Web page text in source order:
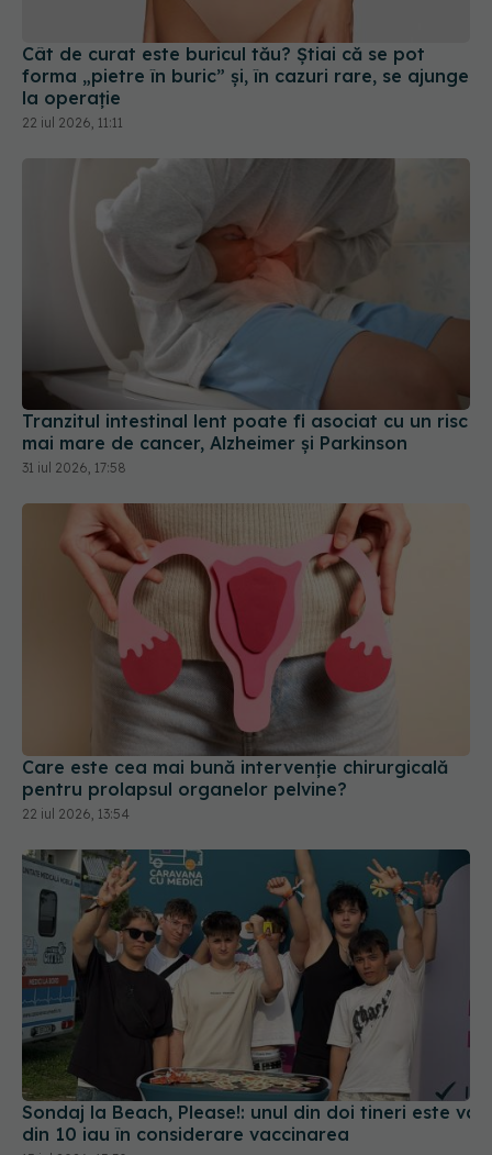
forma „pietre în buric” și, în cazuri rare, se ajunge
la operație
22 iul 2026, 11:11
Tranzitul intestinal lent poate fi asociat cu un risc
mai mare de cancer, Alzheimer și Parkinson
31 iul 2026, 17:58
Care este cea mai bună intervenție chirurgicală
pentru prolapsul organelor pelvine?
22 iul 2026, 13:54
Sondaj la Beach, Please!: unul din doi tineri este
din 10 iau în considerare vaccinarea
15 iul 2026, 15:30